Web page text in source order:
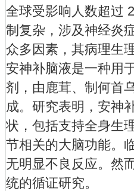
全球受影响人数超过
制复杂，涉及神经炎
众多因素，其病理生
安神补脑液是一种用
剂，由鹿茸、制何首
成。研究表明，安神
状，包括支持全身生
节相关的大脑功能。
无明显不良反应。然
统的循证研究。